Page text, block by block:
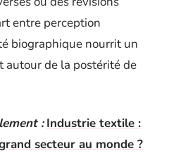
entre perception
biographique nourrit un
autour de la postérité de
: Industrie textile :
secteur au monde ?